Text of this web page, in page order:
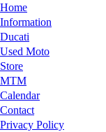
Home
Information
Ducati
Used Moto
Store
MTM
Calendar
Contact
Privacy Policy